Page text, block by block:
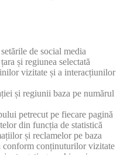
de social media
și regiunea selectată
vizitate și a interacțiunilor
și regiunii baza pe numărul
petrecut pe fiecare pagină
din funcția de statistică
și reclamelor pe baza
conform conținuturilor vizitate